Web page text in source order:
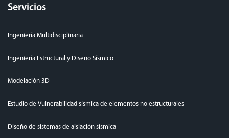
Servicios
Ingeniería Multidisciplinaria
Ingeniería Estructural y Diseño Sísmico
Modelación 3D
Estudio de Vulnerabilidad sísmica de elementos no estructurales
Diseño de sistemas de aislación sísmica